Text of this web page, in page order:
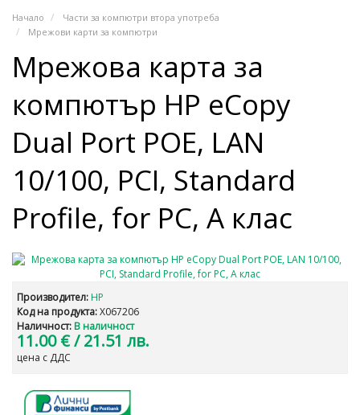
Начало
Части за компютри втора употреба
Мрежови карти за компютри
Мрежова карта за
компютър HP eCopy
Dual Port POE, LAN
10/100, PCI, Standard
Profile, for PC, А клас
Производител: HP
Код на продукта:X067206
Наличност: В наличност
11.00 €/ 21.51 лв.
цена с ДДС